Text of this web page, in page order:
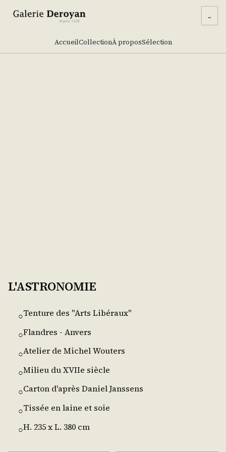
...
AccueilCollectionÀ proposSélection
L'ASTRONOMIE
○Tenture des "Arts Libéraux"
○Flandres - Anvers
○Atelier de Michel Wouters
○Milieu du XVIIe siècle
○Carton d'après Daniel Janssens
○Tissée en laine et soie
○H. 235 x L. 380 cm